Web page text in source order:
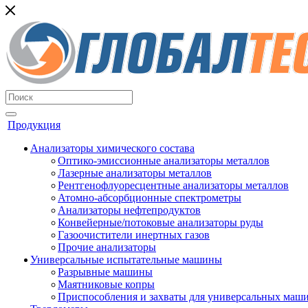
Продукция
Анализаторы химического состава
Оптико-эмиссионные анализаторы металлов
Лазерные анализаторы металлов
Рентгенофлуоресцентные анализаторы металлов
Атомно-абсорбционные спектрометры
Анализаторы нефтепродуктов
Конвейерные/потоковые анализаторы руды
Газоочистители инертных газов
Прочие анализаторы
Универсальные испытательные машины
Разрывные машины
Маятниковые копры
Приспособления и захваты для универсальных